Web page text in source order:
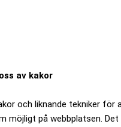
av kakor
och liknande tekniker för
möjligt på webbplatsen.